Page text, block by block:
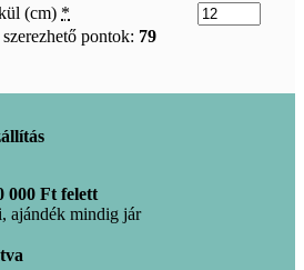
(cm) *
pontok: 79
000 Ft felett
ajándék mindig jár